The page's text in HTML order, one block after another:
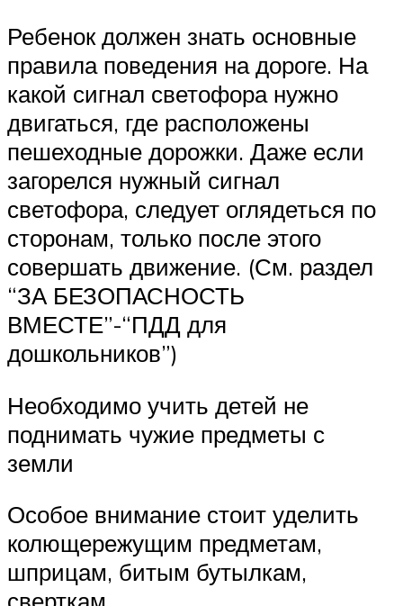
Ребенок должен знать основные
правила поведения на дороге. На
какой сигнал светофора нужно
двигаться, где расположены
пешеходные дорожки. Даже если
загорелся нужный сигнал
светофора, следует оглядеться по
сторонам, только после этого
совершать движение. (См. раздел
“ЗА БЕЗОПАСНОСТЬ
ВМЕСТЕ”-“ПДД для
дошкольников”)
Необходимо учить детей не
поднимать чужие предметы с
земли
Особое внимание стоит уделить
колющережущим предметам,
шприцам, битым бутылкам,